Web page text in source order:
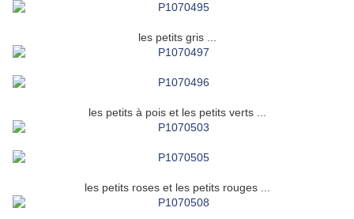
les petits gris ...
les petits à pois et les petits verts ...
les petits roses et les petits rouges ...